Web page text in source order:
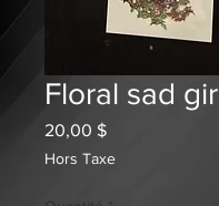
Floral sad gir
20,00 $Prix
Hors Taxe